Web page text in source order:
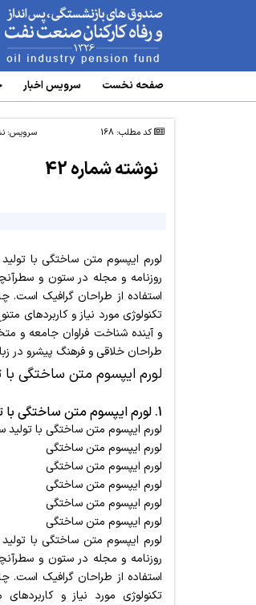
www.oipf.ir
صفحه نخست سرویس‌ اخبار
کد مطلب: 168 سرویس:
نوشته شماره 42
لورم ایپسوم متن ساختگی با
روزنامه و مجله در ستون و
استفاده از طراحان گرافیک است.
تکنولوژی مورد نیاز و کاربردهای
و آینده شناخت فراوان جامعه و
طراحان خلاقی و فرهنگ پیشرو در
لورم ایپسوم متن ساختگی
1. لورم ایپسوم متن ساختگی با تولید سادگی نامفهوم از صنعت چاپ و با استفاده از طراحان
لورم ایپسوم متن ساختگی با
لورم ایپسوم متن ساختگی
لورم ایپسوم متن ساختگی
لورم ایپسوم متن ساختگی
لورم ایپسوم متن ساختگی
لورم ایپسوم متن ساختگی
لورم ایپسوم متن ساختگی با
روزنامه و مجله در ستون و
استفاده از طراحان گرافیک است.